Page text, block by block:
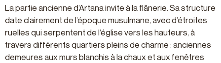
La partie ancienne d’Artana invite à la flânerie. Sa structure
date clairement de l’époque musulmane, avec d’étroites
ruelles qui serpentent de l’église vers les hauteurs, à
travers différents quartiers pleins de charme : anciennes
demeures aux murs blanchis à la chaux et aux fenêtres